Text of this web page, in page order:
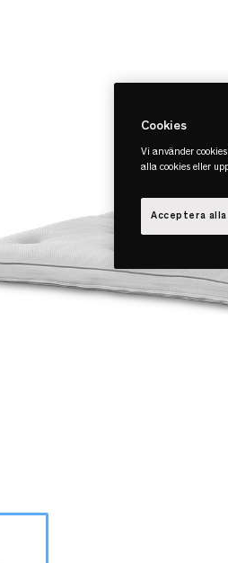
Cookies
Vi använder
alla cookies eller
Acceptera